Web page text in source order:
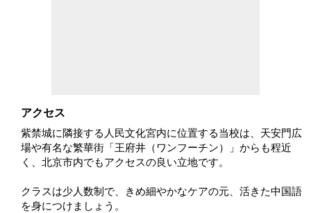
アクセス
紫禁城に隣接する人民文化宮内に位置する当校は、天安門広
場や有名な繁華街「王府井（ワンフーチン）」からも程近
く、北京市内でもアクセスの良い立地です。
クラスは少人数制で、きめ細やかなケアの元、活きた中国語
を身につけましょう。